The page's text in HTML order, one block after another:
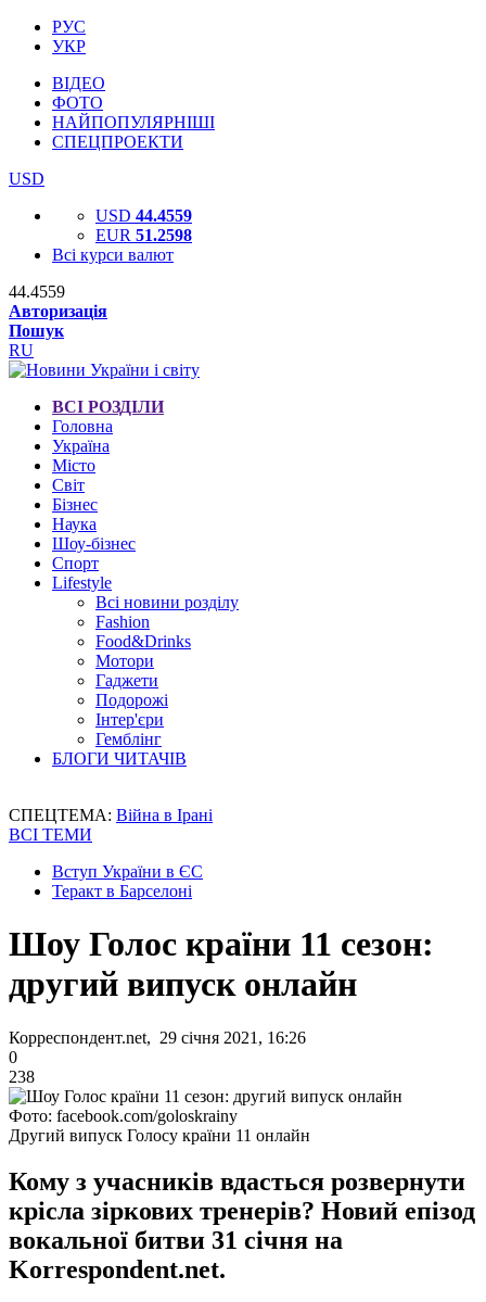
РУС
УКР
ВІДЕО
ФОТО
НАЙПОПУЛЯРНІШІ
СПЕЦПРОЕКТИ
USD
USD 44.4559
EUR 51.2598
Всі курси валют
44.4559
Авторизація
Пошук
RU
ВСІ РОЗДІЛИ
Головна
Україна
Місто
Світ
Бізнес
Наука
Шоу-бізнес
Спорт
Lifestyle
Всі новини розділу
Fashion
Food&Drinks
Мотори
Гаджети
Подорожі
Інтер'єри
Гемблінг
БЛОГИ ЧИТАЧІВ
СПЕЦТЕМА: Війна в Ірані
ВСІ ТЕМИ
Вступ України в ЄС
Теракт в Барселоні
Шоу Голос країни 11 сезон:
другий випуск онлайн
Корреспондент.net, 29 січня 2021, 16:26
0
238
Фото: facebook.com/goloskrainy
Другий випуск Голосу країни 11 онлайн
Кому з учасників вдасться розвернути
крісла зіркових тренерів? Новий епізод
вокальної битви 31 січня на
Korrespondent.net.